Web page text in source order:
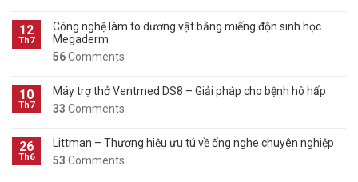
12
Th7
Công nghệ làm to dương vật bằng miếng độn sinh học
Megaderm
56Comments
10
Th7
Máy trợ thở Ventmed DS8 – Giải pháp cho bệnh hô hấp
33 Comments
26
Th6
Littman – Thương hiệu ưu tú về ống nghe chuyên nghiệp
53 Comments